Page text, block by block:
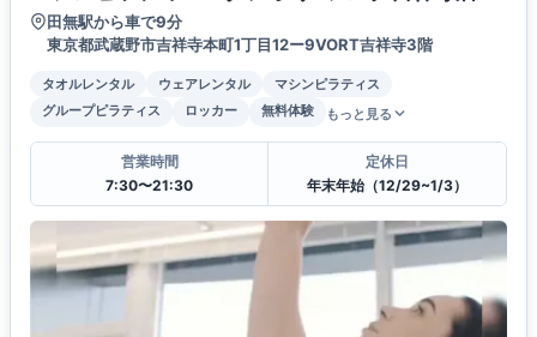
田無駅から車で9分
東京都武蔵野市吉祥寺本町1丁目12ー9VORT吉祥寺3階
タオルレンタル ウェアレンタル
マシンピラティス
グループピラティス
ロッカー 無料体験 もっと見る
営業時間
7:30〜21:30
定休日
年末年始（12/29~1/3）